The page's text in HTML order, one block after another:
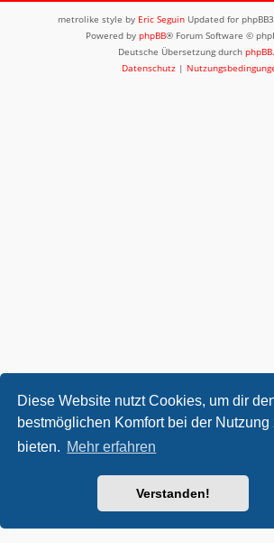
Diese Website nutzt Cookies, um dir
bestmöglichen Komfort bei der Nutzung
bieten. Mehr erfahren
Verstanden!
metrolike style by Eric Seguin Updated for
Powered by phpBB® Forum Software ©
Deutsche Übersetzung durch
Datenschutz |